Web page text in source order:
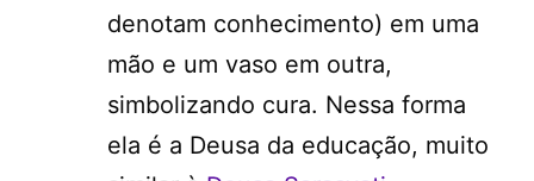
denotam conhecimento) em uma
mão e um vaso em outra,
simbolizando cura. Nessa forma
ela é a Deusa da educação, muito